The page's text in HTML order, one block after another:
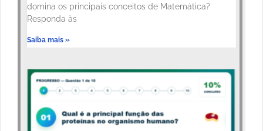
domina os principais conceitos de Matemática?
Responda às
Saiba mais »